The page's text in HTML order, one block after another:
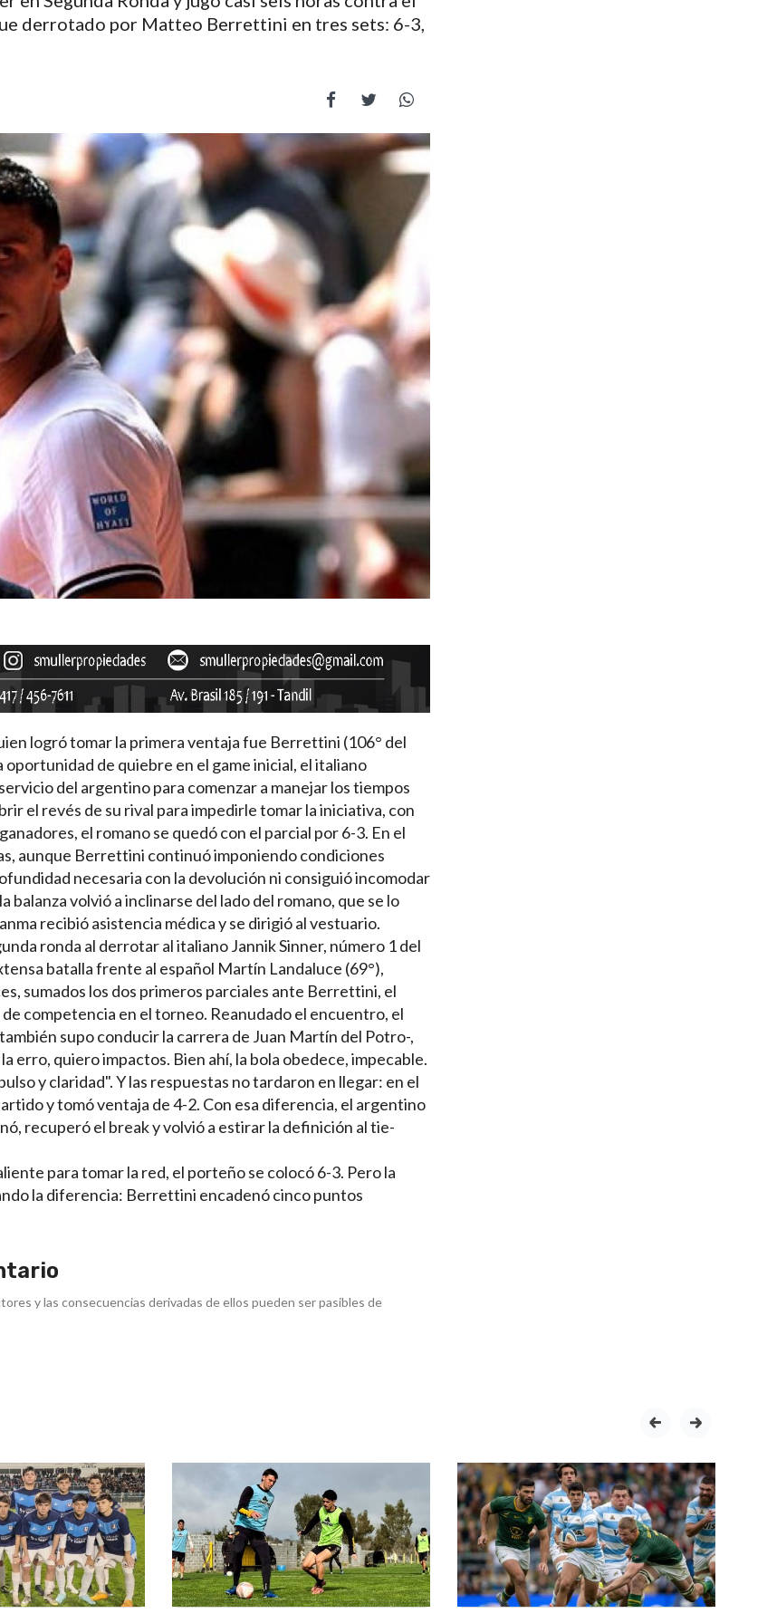
derrotado por Matteo Berrettini en tres sets: 6-3,
logró tomar la primera ventaja fue Berrettini (106° del
de quiebre en el game inicial, el italiano
del argentino para comenzar a manejar los tiempos
el revés de su rival para impedirle tomar la iniciativa, con
el romano se quedó con el parcial por 6-3. En el
aunque Berrettini continuó imponiendo condiciones
necesaria con la devolución ni consiguió incomodar
balanza volvió a inclinarse del lado del romano, que se lo
recibió asistencia médica y se dirigió al vestuario.
ronda al derrotar al italiano Jannik Sinner, número 1 del
batalla frente al español Martín Landaluce (69°),
sumados los dos primeros parciales ante Berrettini, el
competencia en el torneo. Reanudado el encuentro, el
supo conducir la carrera de Juan Martín del Potro-,
erro, quiero impactos. Bien ahí, la bola obedece, impecable.
y claridad". Y las respuestas no tardaron en llegar: en el
y tomó ventaja de 4-2. Con esa diferencia, el argentino
recuperó el break y volvió a estirar la definición al tie-
para tomar la red, el porteño se colocó 6-3. Pero la
la diferencia: Berrettini encadenó cinco puntos
y las consecuencias derivadas de ellos pueden ser pasibles de
prev next